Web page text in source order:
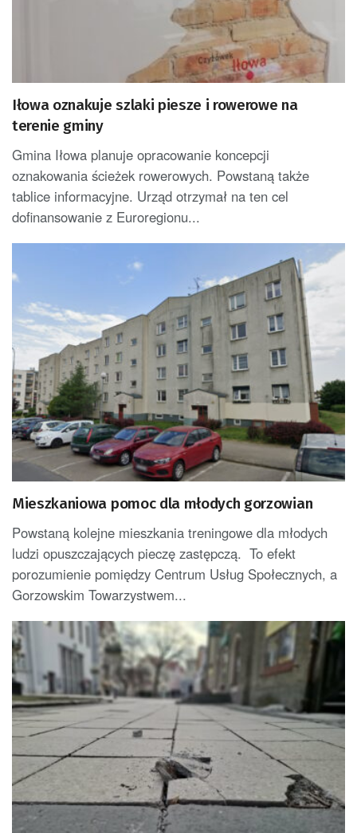
Iłowa oznakuje szlaki piesze i rowerowe na
terenie gminy
Gmina Iłowa planuje opracowanie koncepcji
oznakowania ścieżek rowerowych. Powstaną także
tablice informacyjne. Urząd otrzymał na ten cel
dofinansowanie z Euroregionu...
Mieszkaniowa pomoc dla młodych gorzowian
Powstaną kolejne mieszkania treningowe dla młodych
ludzi opuszczających pieczę zastępczą. To efekt
porozumienie pomiędzy Centrum Usług Społecznych, a
Gorzowskim Towarzystwem...